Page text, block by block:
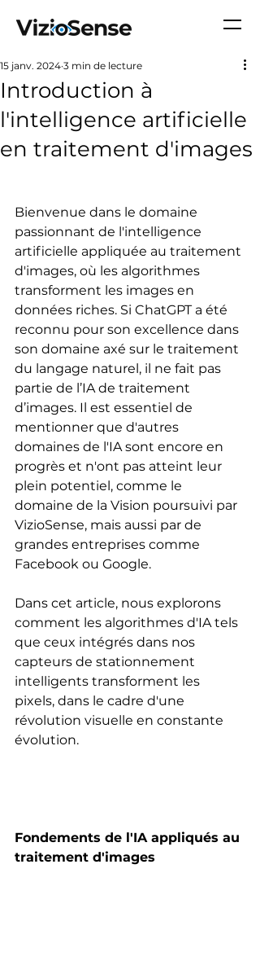
Introduction à
l'intelligence artificielle
en traitement d'images
15 janv. 2024 3 min de lecture
Bienvenue dans le domaine
passionnant de l'intelligence
artificielle appliquée au traitement
d'images, où les algorithmes
transforment les images en
données riches. Si ChatGPT a été
reconnu pour son excellence dans
son domaine axé sur le traitement
du langage naturel, il ne fait pas
partie de l’IA de traitement
d’images. Il est essentiel de
mentionner que d'autres
domaines de l'IA sont encore en
progrès et n'ont pas atteint leur
plein potentiel, comme le
domaine de la Vision poursuivi par
VizioSense, mais aussi par de
grandes entreprises comme
Facebook ou Google.
Dans cet article, nous explorons
comment les algorithmes d'IA tels
que ceux intégrés dans nos
capteurs de stationnement
intelligents transforment les
pixels, dans le cadre d'une
révolution visuelle en constante
évolution.
Fondements de l'IA appliqués au
traitement d'images